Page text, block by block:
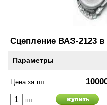
Сцепление ВАЗ-2123 в
Параметры
Цена за шт.
шт.